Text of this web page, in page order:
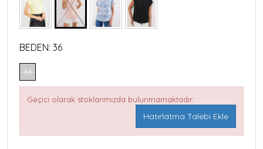
BEDEN: 36
36
Geçici olarak stoklarımızda bulunmamaktadır.
Hatırlatma Talebi Ekle